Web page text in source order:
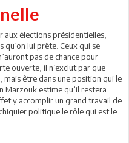
aux élections présidentielles,
lui prête. Ceux qui se
pas de chance pour
ouverte, il n’exclut par que
être dans une position qui le
Marzouk estime qu’il restera
y accomplir un grand travail de
politique le rôle qui est le